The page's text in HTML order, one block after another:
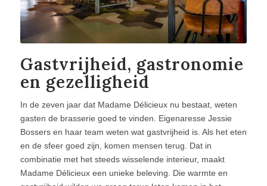
Gastvrijheid, gastronomie
en gezelligheid
In de zeven jaar dat Madame Délicieux nu bestaat, weten
gasten de brasserie goed te vinden. Eigenaresse Jessie
Bossers en haar team weten wat gastvrijheid is. Als het eten
en de sfeer goed zijn, komen mensen terug. Dat in
combinatie met het steeds wisselende interieur, maakt
Madame Délicieux een unieke beleving. Die warmte en